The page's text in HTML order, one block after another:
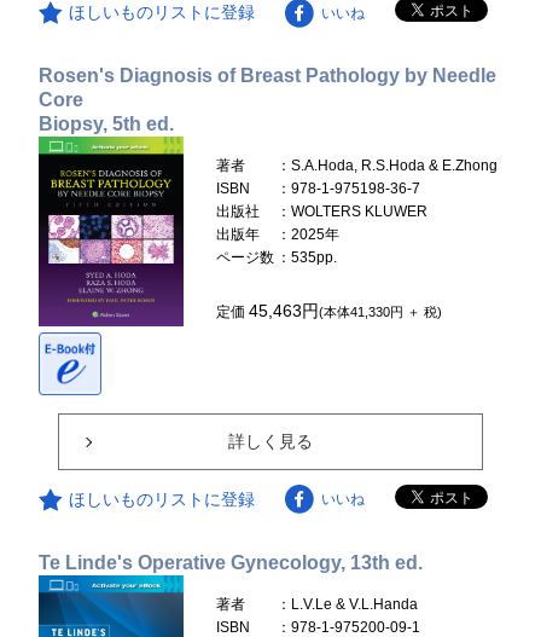
ほしいものリストに登録 いいね
Rosen's Diagnosis of Breast Pathology by Needle
Core
Biopsy, 5th ed.
著者
：S.A.Hoda, R.S.Hoda & E.Zhong
ISBN
：978-1-975198-36-7
出版社
：WOLTERS KLUWER
出版年
：2025年
ページ数 ：535pp.
定価45,463円(本体41,330円 ＋ 税)
詳しく見る
ほしいものリストに登録 いいね
Te Linde's Operative Gynecology, 13th ed.
著者
：L.V.Le & V.L.Handa
ISBN
：978-1-975200-09-1